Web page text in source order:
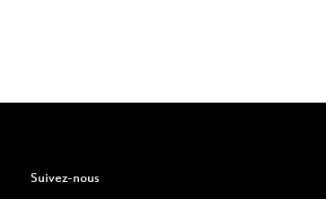
Suivez-nous